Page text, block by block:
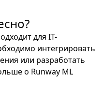
для IT-
интегрировать
или разработать
о Runway ML